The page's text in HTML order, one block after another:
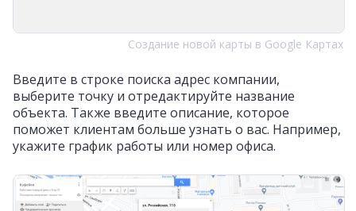
Создание новой карты в Google Картах
Введите в строке поиска адрес компании,
выберите точку и отредактируйте название
объекта. Также введите описание, которое
поможет клиентам больше узнать о вас. Например,
укажите график работы или номер офиса.